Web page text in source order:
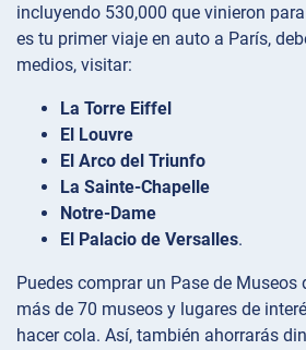
incluyendo 530,000 que vinieron
es tu primer viaje en auto a París,
medios, visitar:
La Torre Eiffel
El Louvre
El Arco del Triunfo
La Sainte-Chapelle
Notre-Dame
El Palacio de Versalles.
Puedes comprar un Pase de Museos
más de 70 museos y lugares de
hacer cola. Así, también ahorrarás